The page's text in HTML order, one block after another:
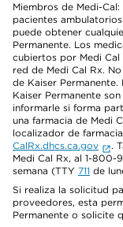
Miembros de Medi-
pacientes
puede obtener
Permanente. Los
cubiertos por Medi Cal
red de Medi Cal Rx.
de Kaiser
Kaiser Permanente
informarle si forma
una farmacia de Medi
localizador de
CalRx.dhcs.ca.gov
.
Medi Cal Rx, al 1-800-
semana (TTY 711 de
Si realiza la solicitud
proveedores, esta
Permanente o solicite